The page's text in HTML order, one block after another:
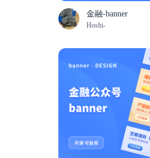
金融-banner
Hoshi-